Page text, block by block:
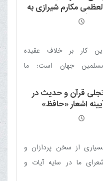
منظور و پیام آن، مسئله
مکارم شیرازی به
نامه نگران کننده جمعی از
کار بر خلاف عقیده
جهان است؛ ما
کار صحیح نیست و
گوینده باید از آن توبه کند
قرآن و حدیث در
اشعار «حافظ»
از سخن پردازان و
ما در سايه آيات و